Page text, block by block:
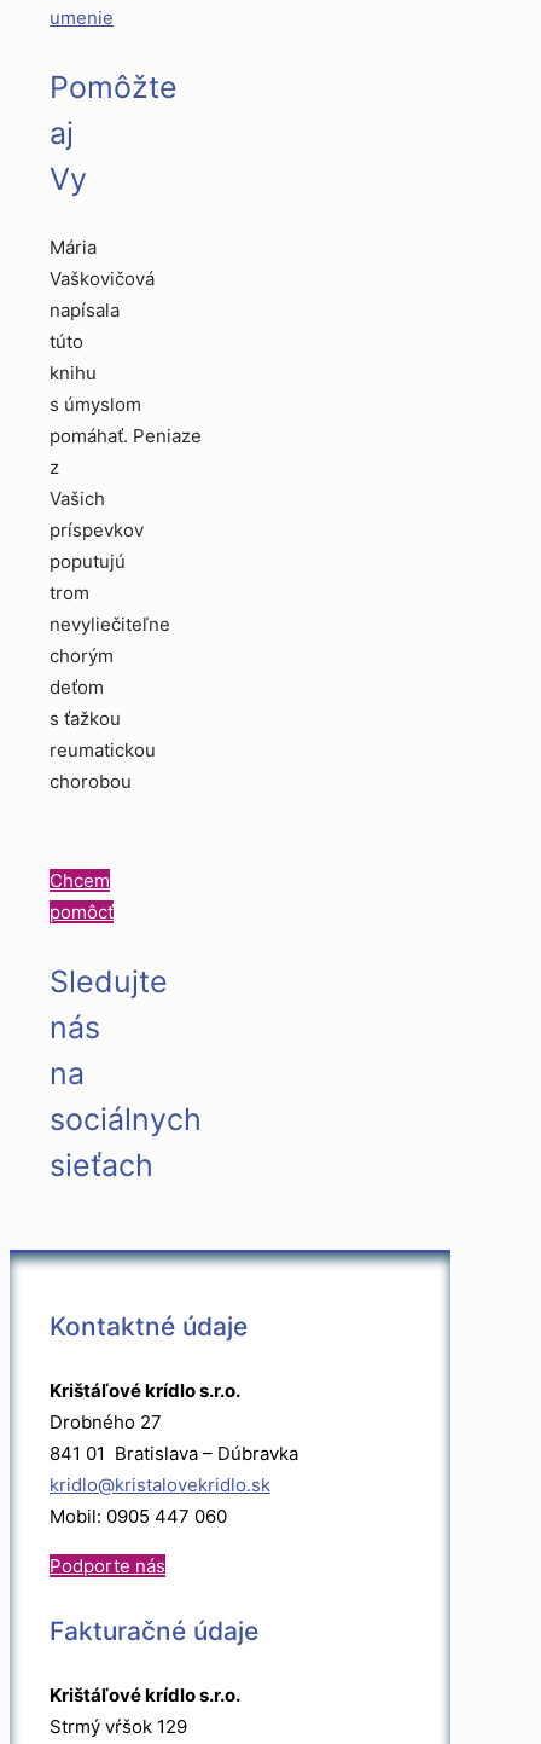
umenie
Pomôžte
aj
Vy
Mária
Vaškovičová
napísala
túto
knihu
s úmyslom
pomáhať. Peniaze
z
Vašich
príspevkov
poputujú
trom
nevyliečiteľne
chorým
deťom
s ťažkou
reumatickou
chorobou
Chcem
pomôcť
Sledujte
nás
na
sociálnych
sieťach
Kontaktné údaje
Krištáľové krídlo s.r.o.
Drobného 27
841 01 Bratislava – Dúbravka
kridlo@kristalovekridlo.sk
Mobil: 0905 447 060
Podporte nás
Fakturačné údaje
Krištáľové krídlo s.r.o.
Strmý vŕšok 129